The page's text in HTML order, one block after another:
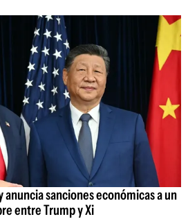
anuncia sanciones económicas a un
entre Trump y Xi